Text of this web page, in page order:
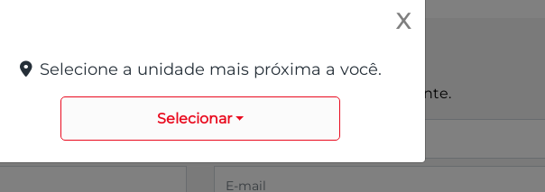
o formulário abaixo que entraremos em contato rapidamente.
X
Selecione a unidade mais próxima a você.
Selecionar